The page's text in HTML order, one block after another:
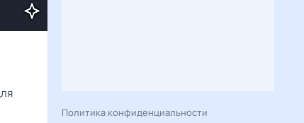
Политика конфиденциальности